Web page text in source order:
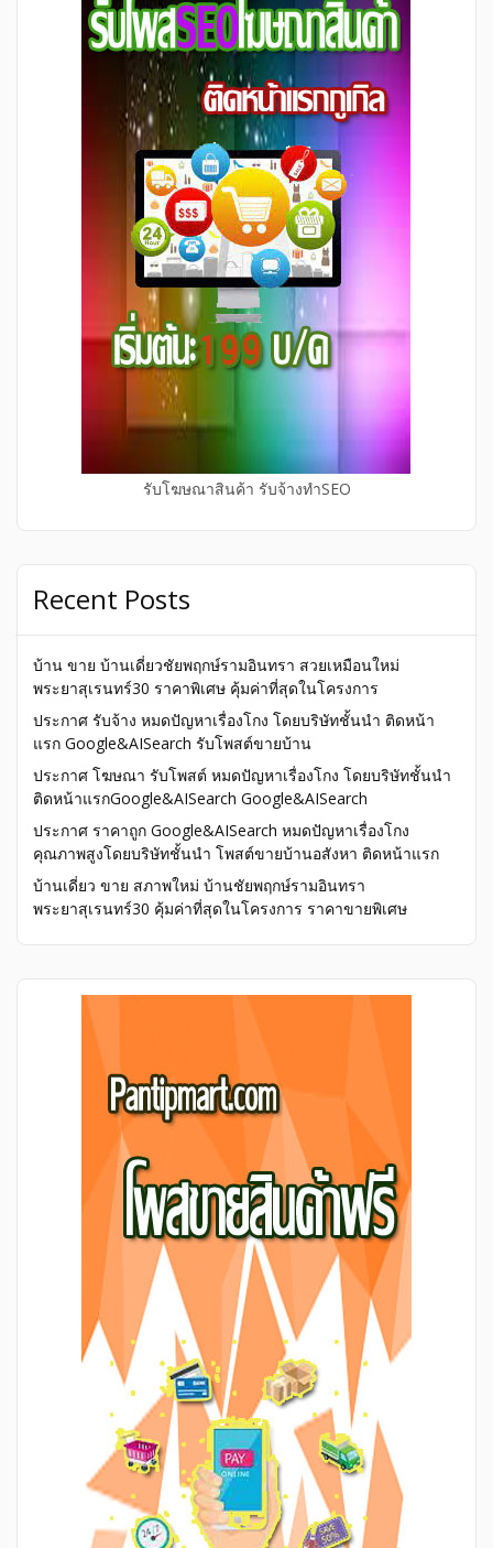
รับโฆษณาสินค้า รับจ้างทำSEO
Recent Posts
บ้าน ขาย บ้านเดี่ยวชัยพฤกษ์รามอินทรา สวยเหมือนใหม่
พระยาสุเรนทร์30 ราคาพิเศษ คุ้มค่าที่สุดในโครงการ
ประกาศ รับจ้าง หมดปัญหาเรื่องโกง โดยบริษัทชั้นนำ ติดหน้า
แรก Google&AISearch รับโพสต์ขายบ้าน
ประกาศ โฆษณา รับโพสต์ หมดปัญหาเรื่องโกง โดยบริษัทชั้นนำ
ติดหน้าแรกGoogle&AISearch Google&AISearch
ประกาศ ราคาถูก Google&AISearch หมดปัญหาเรื่องโกง
คุณภาพสูงโดยบริษัทชั้นนำ โพสต์ขายบ้านอสังหา ติดหน้าแรก
บ้านเดี่ยว ขาย สภาพใหม่ บ้านชัยพฤกษ์รามอินทรา
พระยาสุเรนทร์30 คุ้มค่าที่สุดในโครงการ ราคาขายพิเศษ